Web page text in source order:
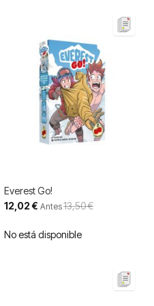
Everest Go!
Precio
especial
12,02 € Antes13,50 €
No está disponible